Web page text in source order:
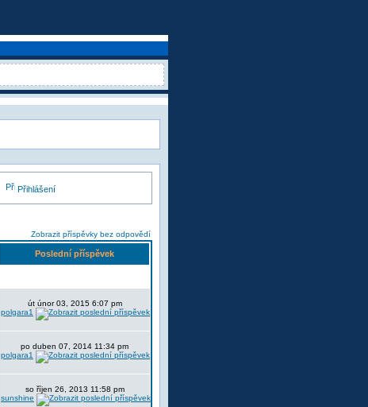
Přihlášení
Zobrazit příspěvky bez odpovědí
Poslední příspěvek
út únor 03, 2015 6:07 pm
polgara1
po duben 07, 2014 11:34 pm
polgara1
so říjen 26, 2013 11:58 pm
sunshine